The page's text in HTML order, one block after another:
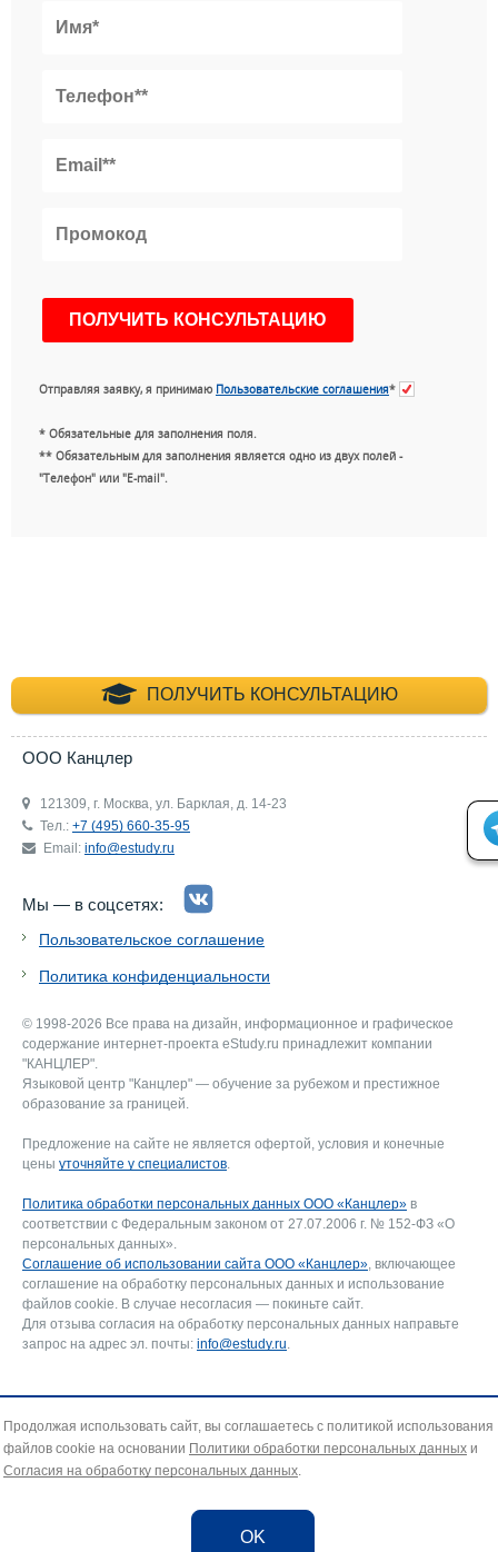
Отправляя заявку, я принимаю Пользовательские соглашения*
* Обязательные для заполнения поля.
** Обязательным для заполнения является одно из двух полей -
"Телефон" или "E-mail".
ПОЛУЧИТЬ КОНСУЛЬТАЦИЮ
+7 (495) 660-35-
ООО Канцлер
121309, г. Москва, ул. Барклая, д. 14-23
Тел.: +7 (495) 660-35-95
Email: info@estudy.ru
Мы — в соцсетях:
Пользовательское соглашение
Политика конфиденциальности
© 1998-2026 Все права на дизайн, информационное и графическое
содержание интернет-проекта eStudy.ru принадлежит компании
"КАНЦЛЕР".
Языковой центр "Канцлер" — обучение за рубежом и престижное
образование за границей.
Предложение на сайте не является офертой, условия и конечные
цены уточняйте у специалистов.
Политика обработки персональных данных ООО «Канцлер» в
соответствии с Федеральным законом от 27.07.2006 г. № 152-ФЗ «О
персональных данных».
Соглашение об использовании сайта ООО «Канцлер», включающее
соглашение на обработку персональных данных и использование
файлов cookie. В случае несогласия — покиньте сайт.
Для отзыва согласия на обработку персональных данных направьте
запрос на адрес эл. почты: info@estudy.ru.
Продолжая использовать сайт, вы соглашаетесь с политикой использования
файлов cookie на основании Политики обработки персональных данных и
Согласия на обработку персональных данных.
OK